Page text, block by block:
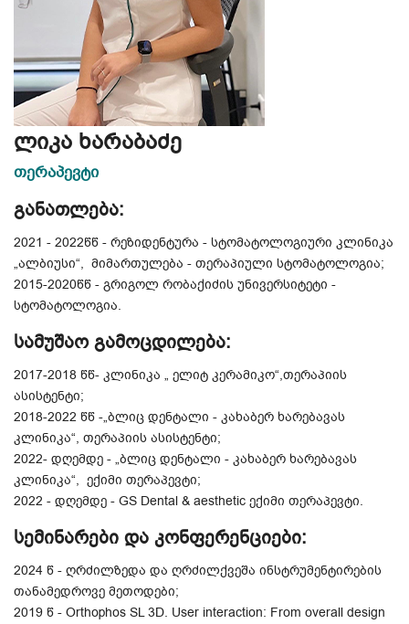
ლიკა ხარაბაძე
თერაპევტი
განათლება:
2021 - 2022წწ - რეზიდენტურა - სტომატოლოგიური კლინიკა
„ალბიუსი“, მიმართულება - თერაპიული სტომატოლოგია;
2015-2020წწ - გრიგოლ რობაქიძის უნივერსიტეტი -
სტომატოლოგია.
სამუშაო გამოცდილება:
2017-2018 წწ- კლინიკა „ ელიტ კერამიკო“,თერაპიის
ასისტენტი;
2018-2022 წწ -„ბლიც დენტალი - კახაბერ ხარებავას
კლინიკა“, თერაპიის ასისტენტი;
2022- დღემდე - „ბლიც დენტალი - კახაბერ ხარებავას
კლინიკა“, ექიმი თერაპევტი;
2022 - დღემდე - GS Dental & aesthetic ექიმი თერაპევტი.
სემინარები და კონფერენციები:
2024 წ - ღრძილზედა და ღრძილქვეშა ინსტრუმენტირების
თანამედროვე მეთოდები;
2019 წ - Orthophos SL 3D. User interaction: From overall design